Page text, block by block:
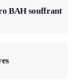
BAH souffrant